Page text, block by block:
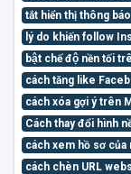
tắt hiển thị thông
lý do khiến follow
bật chế độ nền tối
cách tăng like
cách xóa gợi ý trên
Cách thay đổi hình
cách xem hồ sơ
cách chèn URL